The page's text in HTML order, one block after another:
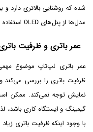
شده که روشنایی بالاتری دارد
مدل‌ها از پنل‌های OLED استفاده شده که گران‌تر و باکیفیت‌تر از IPS است.
عمر باتری و ظرفیت
عمر باتری لپ‌تاپ موضوع
ظرفیت باتری را بررسی می‌کند
نمایش توجه نمی‌کند. ممکن
گیمینگ و ایستگاه کاری باشد،